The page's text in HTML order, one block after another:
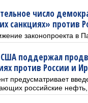
число
санкциях» против
законопроекта в
США поддержал
против России и
предусматривает
российские нефть,